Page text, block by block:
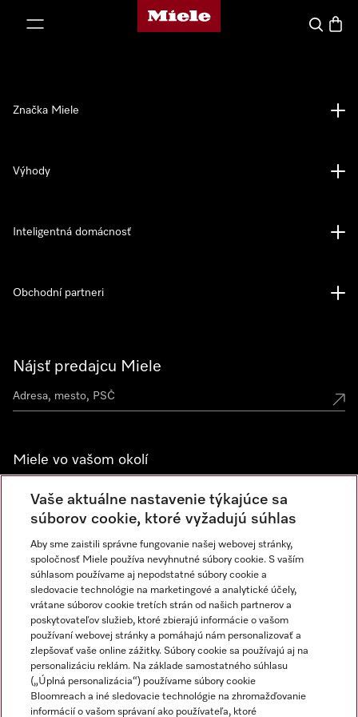
Domovská stránka spoločnosti Miele
Hľadať
Nájsť predajcu Miele
Miele vo vašom okolí
Spoznajte predajne Miele
Newsletter
Značka Miele
Výhody
Inteligentná domácnosť
Obchodní partneri
Miele na Instagrame
Miele na YouTube
Vaše aktuálne nastavenie týkajúce sa
súborov cookie, ktoré vyžadujú súhlas
Aby sme zaistili správne fungovanie našej webovej stránky,
spoločnosť Miele používa nevyhnutné súbory cookie. S vaším
súhlasom používame aj nepodstatné súbory cookie a
sledovacie technológie na marketingové a analytické účely,
vrátane súborov cookie tretích strán od našich partnerov a
poskytovateľov služieb, ktoré zbierajú informácie o vašom
používaní webovej stránky a pomáhajú nám personalizovať a
zlepšovať vaše online zážitky. Súbory cookie sa používajú aj na
personalizáciu reklám. Na základe samostatného súhlasu
(„Úplná personalizácia“) používame súbory cookie
Bloomreach a iné sledovacie technológie na zhromažďovanie
informácií o vašom správaní ako používateľa, ktoré